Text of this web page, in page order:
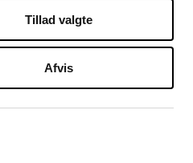
Tillad valgte
Afvis